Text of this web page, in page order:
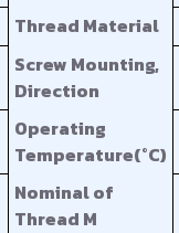
Thread Material
Screw Mounting,
Direction
Operating
Temperature(°C)
Nominal of
Thread M